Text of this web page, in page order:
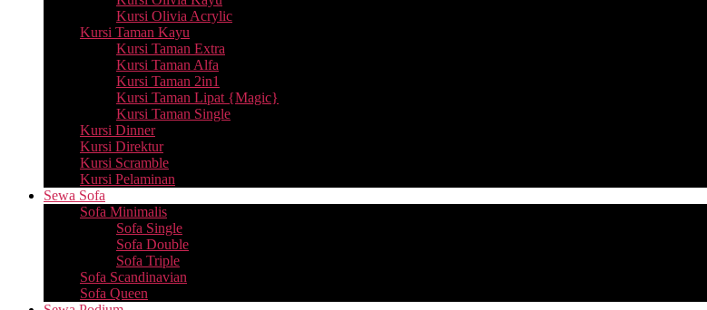
Kursi Olivia Acrylic
Kursi Taman Kayu
Kursi Taman Extra
Kursi Taman Alfa
Kursi Taman 2in1
Kursi Taman Lipat {Magic}
Kursi Taman Single
Kursi Dinner
Kursi Direktur
Kursi Scramble
Kursi Pelaminan
Sewa Sofa
Sofa Minimalis
Sofa Single
Sofa Double
Sofa Triple
Sofa Scandinavian
Sofa Queen